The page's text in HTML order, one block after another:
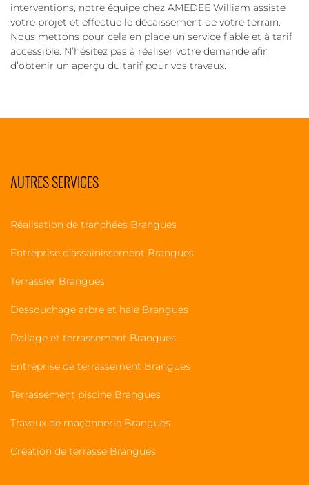
interventions, notre équipe chez AMEDEE William assiste
votre projet et effectue le décaissement de votre terrain.
Nous mettons pour cela en place un service fiable et à tarif
accessible. N’hésitez pas à réaliser votre demande afin
d’obtenir un aperçu du tarif pour vos travaux.
AUTRES SERVICES
Réalisation de tranchées Brangues
Entreprise d'assainissement Brangues
Terrassier Brangues
Dessouchage arbre et haie Brangues
Dallage et terrassement Brangues
Entreprise de terrassement Brangues
Terrassement piscine Brangues
Travaux de maçonnerie Brangues
Création de terrasse Brangues